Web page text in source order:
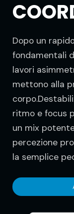
Dopo un
fondamentali
lavori
mettono alla
ritmo e focus
un mix
percezione
la semplice